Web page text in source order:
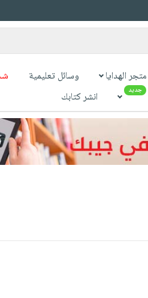
متجر الهدايا وسائل تعليمية
جديد انشر كتابك